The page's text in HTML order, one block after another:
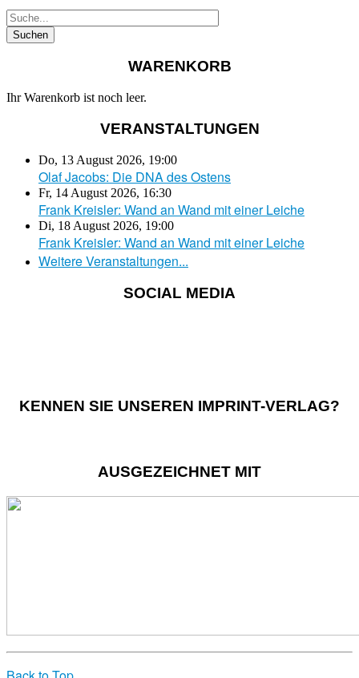
WARENKORB
Ihr Warenkorb ist noch leer.
VERANSTALTUNGEN
Do, 13 August 2026, 19:00
Olaf Jacobs: Die DNA des Ostens
Fr, 14 August 2026, 16:30
Frank Kreisler: Wand an Wand mit einer Leiche
Di, 18 August 2026, 19:00
Frank Kreisler: Wand an Wand mit einer Leiche
Weitere Veranstaltungen...
SOCIAL MEDIA
KENNEN SIE UNSEREN IMPRINT-VERLAG?
AUSGEZEICHNET MIT